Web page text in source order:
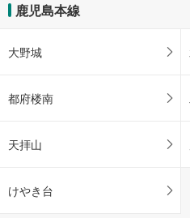
鹿児島本線
大野城
都府楼南
天拝山
けやき台